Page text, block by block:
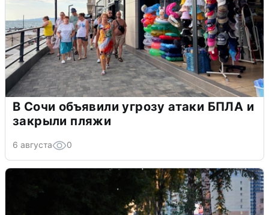
В Сочи объявили угрозу атаки БПЛА и
закрыли пляжи
6 августа 0